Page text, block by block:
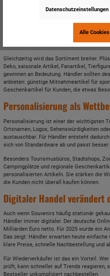
Magnete, Schlüsselanhänger, Postkarten,
starke Impulsartikel. Sie sind klein,
Gleichzeitig wird das Sortiment breiter.
Deko, saisonale Artikel, Fanartikel,
gewinnen an Bedeutung. Händler sollten
anbieten: günstige Mitnahmeartikel für
Geschenkartikel für Kunden, die etwas
Personalisierung als
Personalisierung ist einer der wichtigsten
Ortsnamen, Logos, Sehenswürdigkeiten
austauschbar. Für Händler entsteht
sich von Standardware ab und passt
Besonders Tourismusbüros, Stadtshops,
Campingplätze und regionale
personalisierten Artikeln. Sie stärken die
die Kunden nicht überall kaufen können.
Digitaler Handel verändert
Auch wenn Souvenirs häufig stationär
Händler immer digitaler. Der deutsche
Milliarden Euro netto. Für 2025 wurde ein
Das zeigt: Händler erwarten heute
klare Preise, schnelle Nachbestellung und
Für Wiederverkäufer ist das ein Vorteil.
prüft, kann schneller auf Trends reagieren,
Bestseller unkompliziert nachbestellen.
Datenschutzeinstellungen
Alle